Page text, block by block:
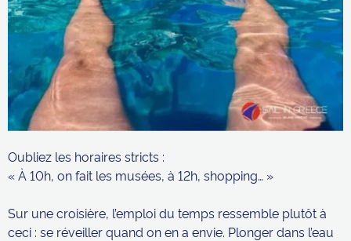
Oubliez les horaires stricts :
« À 10h, on fait les musées, à 12h, shopping… »
Sur une croisière, l’emploi du temps ressemble plutôt à
ceci : se réveiller quand on en a envie. Plonger dans l’eau